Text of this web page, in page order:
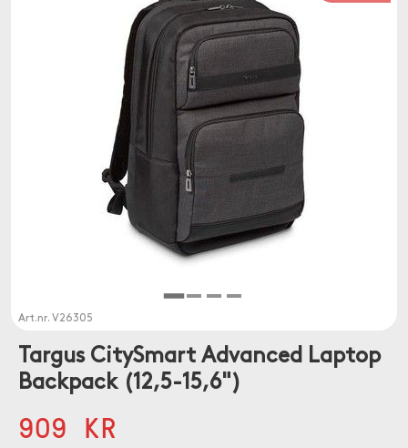
Art.nr. V26305
Targus CitySmart Advanced Laptop
Backpack (12,5-15,6")
909 KR